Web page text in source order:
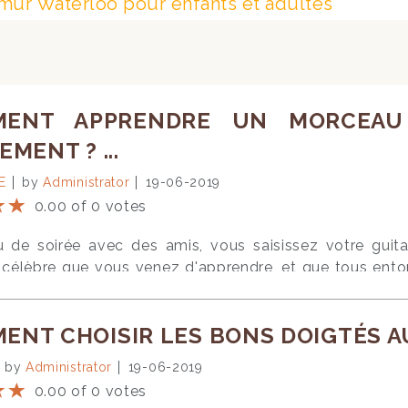
APPRENDRE UN
? ...
byAdministrator 19-06-2019
0.00 of 0 votes
de soirée avec des amis, vous saisissez votre
que vous venez d'apprendre, et que tous
aussi une acquisition qui se travaille.Pourquoi
de connaitre de mémoire les morceaux que vous
même lorsque vous ne disposez pas de la
CHOISIR LES BONS DOIGTÉS
by Administrator 19-06-2019
0.00 of 0 votes